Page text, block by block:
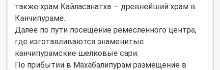
также храм Кайласанатха — древнейший храм в
Канчипураме.
Далее по пути посещение ремесленного центра,
где изготавливаются знаменитые
канчипурамские шелковые сари.
По прибытии в Махабалипурам размещение в